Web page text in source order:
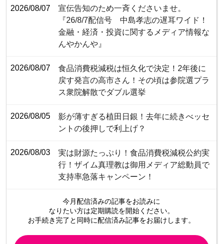
2026/08/07
宣伝告知のため一斉くださいませ。
『26/8/7配信号 中島孝志の遅耳ワイド！
金融・経済・投資に関するメディア情報な
んやかんや』
2026/08/07
食品消費税減税は恒久化で決定！2年後に
戻す発言の高市さん！その頃は参院選プラ
ス衆院解散でダブル選挙
2026/08/05
影が薄すぎる植田日銀！去年に続きべッセ
ントの後押しで利上げ？
2026/08/03
​​​​​​​​​​​​​​​​​​​​​​​​​​実は財源たっぷり！食品消費税減税公約実
行！ザイム真理教は御用メディア総動員で
支持率急落キャンペーン！
今月配信済みの記事をお読みに
なりたい方は定期購読を開始ください。
お手続き完了と同時に配信済み記事をお届けします。